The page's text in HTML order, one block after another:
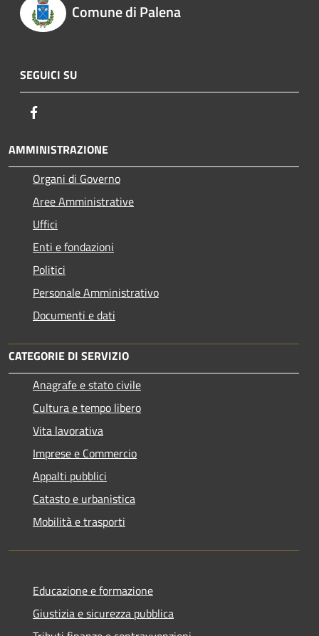
Comune di Palena
SEGUICI SU
AMMINISTRAZIONE
Organi di Governo
Aree Amministrative
Uffici
Enti e fondazioni
Politici
Personale Amministrativo
Documenti e dati
CATEGORIE DI SERVIZIO
Anagrafe e stato civile
Cultura e tempo libero
Vita lavorativa
Imprese e Commercio
Appalti pubblici
Catasto e urbanistica
Mobilità e trasporti
Educazione e formazione
Giustizia e sicurezza pubblica